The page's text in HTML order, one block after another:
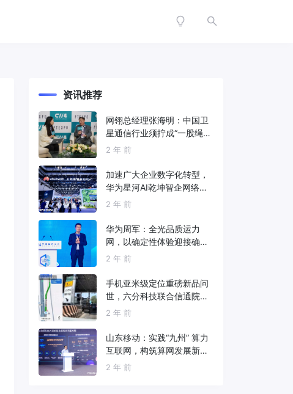
资讯推荐
网翎总经理张海明：中国卫
星通信行业须拧成“一股绳”
共同打造垂直产业链
2 年 前
加速广大企业数字化转型，
华为星河AI乾坤智企网络解
决方案亮相2024中国国际信
2 年 前
华为周军：全光品质运力
网，以确定性体验迎接确定
性的智能时代
2 年 前
手机亚米级定位重磅新品问
世，六分科技联合信通院发
布免费服务
2 年 前
山东移动：实践“九州” 算力
互联网，构筑算网发展新底
座
2 年 前